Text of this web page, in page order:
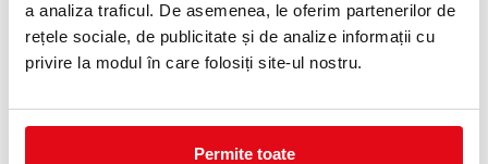
a analiza traficul. De asemenea, le oferim partenerilor de
rețele sociale, de publicitate și de analize informații cu
privire la modul în care folosiți site-ul nostru.
Permite toate